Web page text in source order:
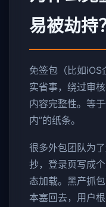
易被劫持
免签包（比如iOS
实省事，绕过审
内容完整性。等
内”的纸条。
很多外包团队为
抄，登录页写成
态加载。黑产抓
本塞回去，用户